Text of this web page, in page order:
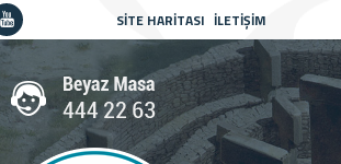
SİTE HARİTASI İLETİŞİM